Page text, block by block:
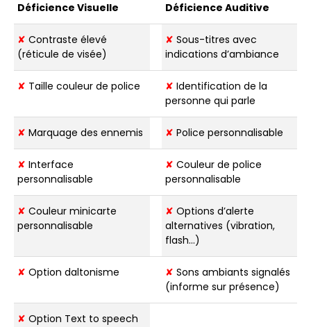
Déficience Visuelle Déficience Auditive
✘ Contraste élevé
(réticule de visée)
✘ Sous-titres avec
indications d’ambiance
✘ Taille couleur de police ✘ Identification de la
personne qui parle
✘ Marquage des ennemis ✘ Police personnalisable
✘ Interface
personnalisable
✘ Couleur de police
personnalisable
✘ Couleur minicarte
personnalisable
✘ Options d’alerte
alternatives (vibration,
flash…)
✘ Option daltonisme ✘ Sons ambiants signalés
(informe sur présence)
✘ Option Text to speech